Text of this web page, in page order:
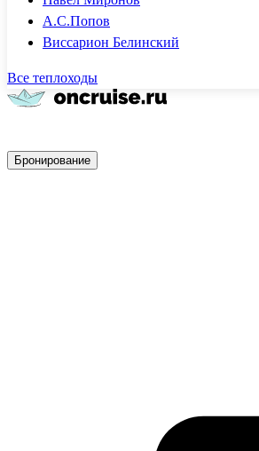
А.С.Попов
Виссарион Белинский
Все теплоходы
Бронирование